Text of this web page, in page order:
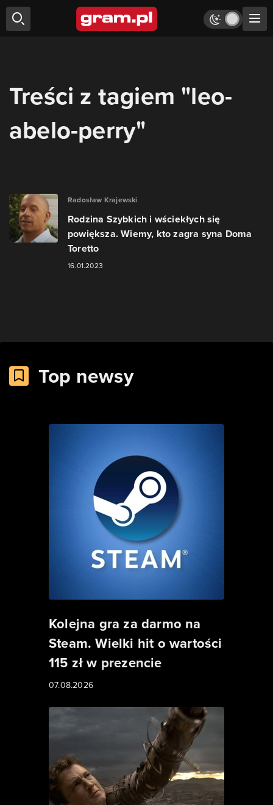
Treści z tagiem "leo-
abelo-perry"
Radosław Krajewski
Rodzina Szybkich i wściekłych się
powiększa. Wiemy, kto zagra syna Doma
Toretto
16.01.2023
Top newsy
Kolejna gra za darmo na
Steam. Wielki hit o wartości
115 zł w prezencie
07.08.2026